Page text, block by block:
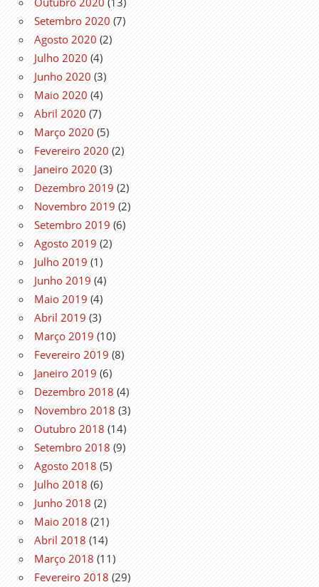
Setembro 2020 (7)
Agosto 2020 (2)
Julho 2020 (4)
Junho 2020 (3)
Maio 2020 (4)
Abril 2020 (7)
Março 2020 (5)
Fevereiro 2020 (2)
Janeiro 2020 (3)
Dezembro 2019 (2)
Novembro 2019 (2)
Setembro 2019 (6)
Agosto 2019 (2)
Julho 2019 (1)
Junho 2019 (4)
Maio 2019 (4)
Abril 2019 (3)
Março 2019 (10)
Fevereiro 2019 (8)
Janeiro 2019 (6)
Dezembro 2018 (4)
Novembro 2018 (3)
Outubro 2018 (14)
Setembro 2018 (9)
Agosto 2018 (5)
Julho 2018 (6)
Junho 2018 (2)
Maio 2018 (21)
Abril 2018 (14)
Março 2018 (11)
Fevereiro 2018 (29)